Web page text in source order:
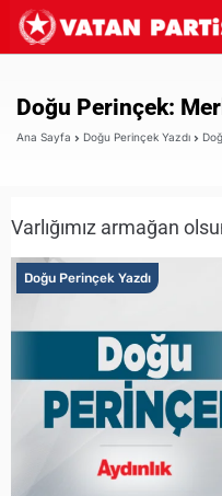
Doğu Perinçek:
Ana Sayfa Doğu Perinçek Yazdı
Varlığımız armağan
Doğu Perinçek Yazdı